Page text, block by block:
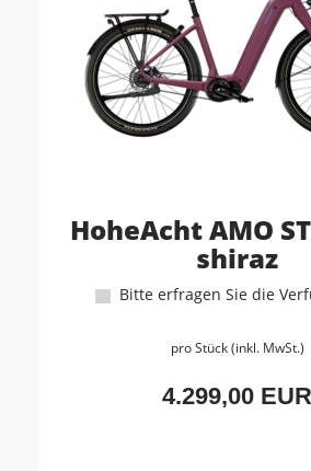
HoheAcht AMO
shiraz
Bitte erfragen Sie die
pro Stück (inkl. MwSt.)
4.299,00 EUR